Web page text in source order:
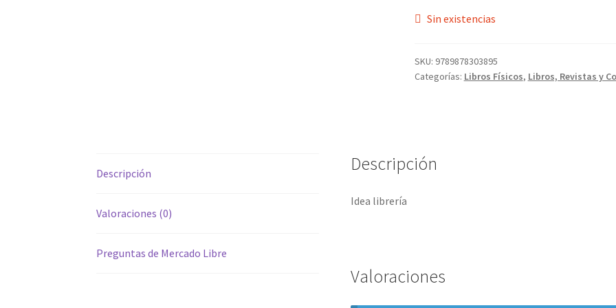
Sin existencias
SKU: 9789878303895
Categorías: Libros Físicos, Libros, Revistas y
Descripción
Valoraciones (0)
Preguntas de Mercado Libre
Descripción
Idea librería
Valoraciones